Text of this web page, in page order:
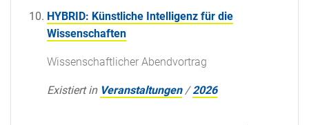
HYBRID: Künstliche Intelligenz für die
Wissenschaften
Wissenschaftlicher Abendvortrag
Existiert in Veranstaltungen /2026